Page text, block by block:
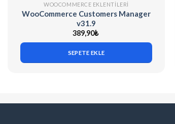
WOOCOMMERCE EKLENTILERI
WooCommerce Customers Manager
v31.9
389,90₺
SEPETE EKLE